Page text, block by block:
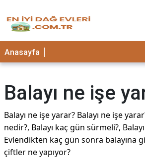
Anasayfa
Balayı ne işe
Balayı ne işe yarar? Balayı ne işe
nedir?, Balayı kaç gün sürmeli?,
Evlendikten kaç gün sonra balayına
çiftler ne yapıyor?